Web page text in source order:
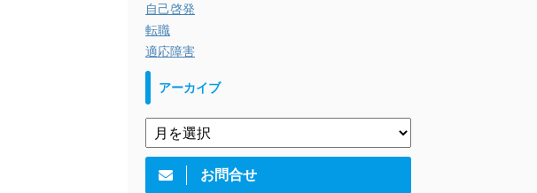
自己啓発
転職
適応障害
アーカイブ
お問合せ